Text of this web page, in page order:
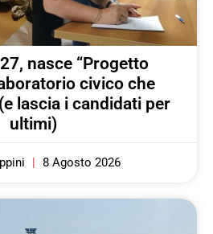
nasce “Progetto
civico che
lascia i candidati per
ultimi)
8 Agosto 2026